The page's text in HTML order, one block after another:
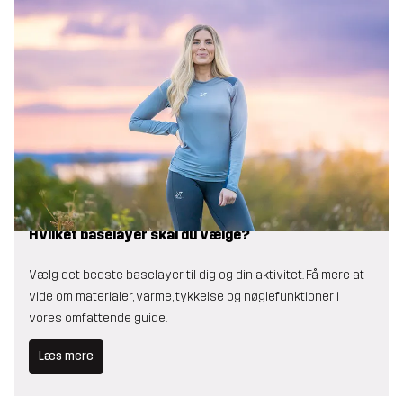
Hvilket baselayer skal du vælge?
Vælg det bedste baselayer til dig og din aktivitet. Få mere at
vide om materialer, varme, tykkelse og nøglefunktioner i
vores omfattende guide.
Læs mere